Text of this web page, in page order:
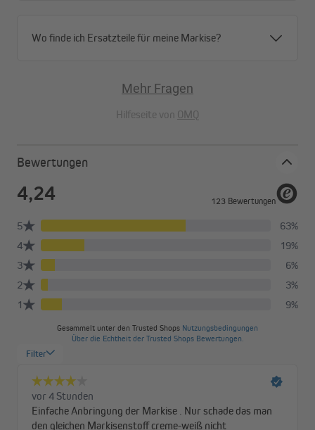
Was macht die Basic 2000 aus?
Unser Modell Basic 2000 eignet sich nicht nur hervorragend zur
Beschattung deiner Terrasse, sondern ist auch optisch ein
echter Blickfang. Die hochwertige Verarbeitung sorgt für
Stabilität bis zu Windstärke 5 (ca. 38 km/h).
Die Gelenkarmmarkise ist in unterschiedlichen Farben, Breiten
und Ausfällen erhältlich. Da ist bestimmt auch für dich das
richtige Modell dabei, so dass du sonnige Tage gut beschattet
genießen kannst. Und das zu einem sensationellen Preis-
Leistungs-Verhältnis!
Wo finde ich Ersatzteile für meine Markise?
Mehr Fragen
Hilfeseite von OMQ
Bewertungen